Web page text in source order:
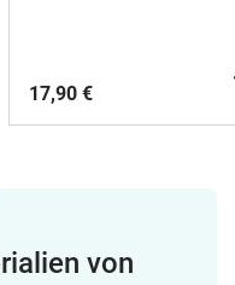
17,90 €
von